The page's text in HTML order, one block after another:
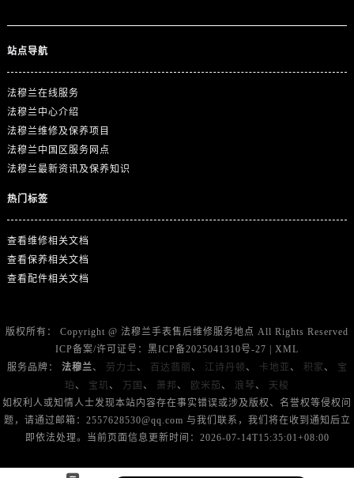
江西省新余市渝水区北湖西路法穆兰售后服务中心（需提前预约）
山东省日照市东港区烟台路法穆兰售后服务中心（需提前预约）
山东省淄博市张店区金晶大道法穆兰售后服务中心（需提前预约）
浙江省杭州市上城区钱江路1366号华润大厦A座5层503-5室法穆兰售后服务中心（需提前预约）
浙江省湖州市吴兴区劳动路法穆兰售后服务中心（需提前预约）
浙江省嘉兴市南湖区广益路705号嘉兴世界贸易中心A座13层1304室法穆兰售后服务中心（需提前预约）
浙江省金华市金东区东市南街777号金华万达广场4号楼22楼2209室法穆兰售后服务中心（需提前预约）
站点导航
法穆兰在线服务
法穆兰中心介绍
法穆兰维修及保养项目
法穆兰中国区服务网点
法穆兰最新资讯及保养知识
热门标签
查看维修相关文档
查看保养相关文档
查看配件相关文档
版权所有： Copyright @ 法穆兰手表售后维修服务地点 All Rights Reserved
ICP备案/许可证号： 黑ICP备2025041310号-27
XML
服务品牌： 法穆兰、 劳力士 、 百达翡丽 、 江诗丹顿 、 卡地亚 、 积家 、
宝
珀 、 宝玑、 万国 、 萧邦 、 欧米茄 、 浪琴 、 天梭
如权利人或知情人士发现本站内容存在事实错误或涉及版权、名誉权等侵权问
题，请通过邮箱：2557628530@qq.com 与我们联系，我们将在收到通知后立
即依法处理。当前页面信息更新时间：2026-07-14T15:35:01+08:00